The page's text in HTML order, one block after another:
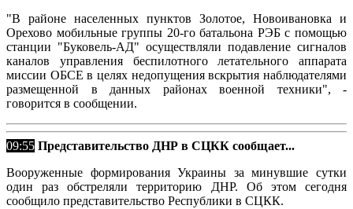
"В районе населенных пунктов Золотое, Новоивановка и
Орехово мобильные группы 20-го батальона РЭБ с помощью
станции "Буковель-АД" осуществляли подавление сигналов
каналов управления беспилотного летательного аппарата
миссии ОБСЕ в целях недопущения вскрытия наблюдателями
размещенной в данных районах военной техники", -
говорится в сообщении.
09:55 Представительство ДНР в СЦКК сообщает...
Вооруженные формирования Украины за минувшие сутки
один раз обстреляли территорию ДНР. Об этом сегодня
сообщило представительство Республики в СЦКК.